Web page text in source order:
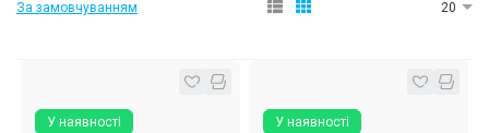
За замовчуванням 20
У наявності У наявності